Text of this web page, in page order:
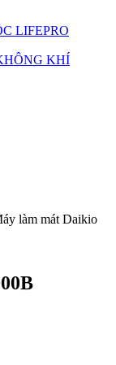
LIFEPRO
KHÍ
làm mát Daikio